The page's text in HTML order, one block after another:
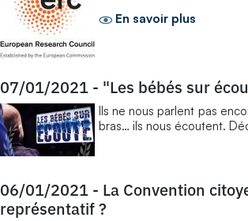
En savoir plus
07/01/2021 - "Les bébés sur
Ils ne nous parlent pas
bras… ils nous écoutent.
06/01/2021 - La Convention
représentatif ?